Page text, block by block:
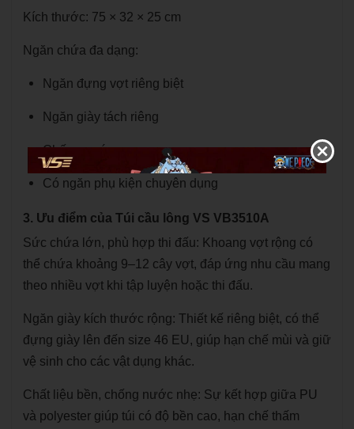
Kích thước: 75 × 32 × 25 cm
Ngăn chứa đa dạng:
Ngăn đựng vợt riêng biệt
Ngăn giày tách riêng
Chống nước
Có ngăn phụ kiện chuyên dụng
3. Ưu điểm của Túi cầu lông VS VB3510A
Sức chứa lớn, phù hợp thi đấu: Khoang vợt rộng có
thể chứa khoảng 9–12 cây vợt, đáp ứng nhu cầu mang
theo nhiều vợt khi tập luyện hoặc thi đấu.
Ngăn giày kích thước rộng: Thiết kế riêng biệt, có thể
đựng giày lên đến size 46 EU, giúp hạn chế mùi và giữ
vệ sinh cho các vật dụng khác.
Chất liệu bền, chống nước nhẹ: Sự kết hợp giữa PU
và polyester giúp túi có độ bền cao, hạn chế thấm